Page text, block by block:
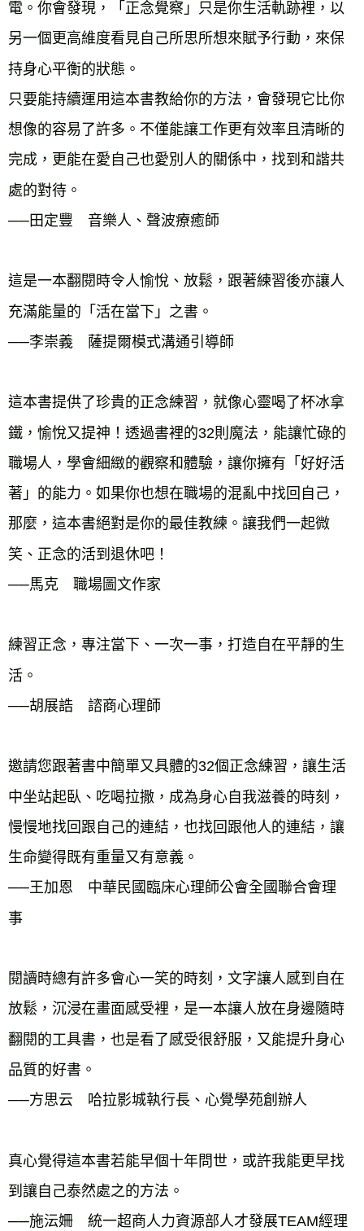
電。你會發現，「正念覺察」只是你生活軌跡裡，以
另一個更高維度看見自己所思所想來賦予行動，來保
持身心平衡的狀態。
只要能持續運用這本書教給你的方法，會發現它比你
想像的容易了許多。不僅能讓工作更有效率且清晰的
完成，更能在愛自己也愛別人的關係中，找到和諧共
處的對待。
──田定豐 音樂人、聲波療癒師
這是一本翻閱時令人愉悅、放鬆，跟著練習後亦讓人
充滿能量的「活在當下」之書。
──李崇義 薩提爾模式溝通引導師
這本書提供了珍貴的正念練習，就像心靈喝了杯冰拿
鐵，愉悅又提神！透過書裡的32則魔法，能讓忙碌的
職場人，學會細緻的觀察和體驗，讓你擁有「好好活
著」的能力。如果你也想在職場的混亂中找回自己，
那麼，這本書絕對是你的最佳教練。讓我們一起微
笑、正念的活到退休吧！
──馬克 職場圖文作家
練習正念，專注當下、一次一事，打造自在平靜的生
活。
──胡展誥 諮商心理師
邀請您跟著書中簡單又具體的32個正念練習，讓生活
中坐站起臥、吃喝拉撒，成為身心自我滋養的時刻，
慢慢地找回跟自己的連結，也找回跟他人的連結，讓
生命變得既有重量又有意義。
──王加恩 中華民國臨床心理師公會全國聯合會理
事
閱讀時總有許多會心一笑的時刻，文字讓人感到自在
放鬆，沉浸在畫面感受裡，是一本讓人放在身邊隨時
翻閱的工具書，也是看了感受很舒服，又能提升身心
品質的好書。
──方思云 哈拉影城執行長、心覺學苑創辦人
真心覺得這本書若能早個十年問世，或許我能更早找
到讓自己泰然處之的方法。
──施沄姍 統一超商人力資源部人才發展TEAM經理